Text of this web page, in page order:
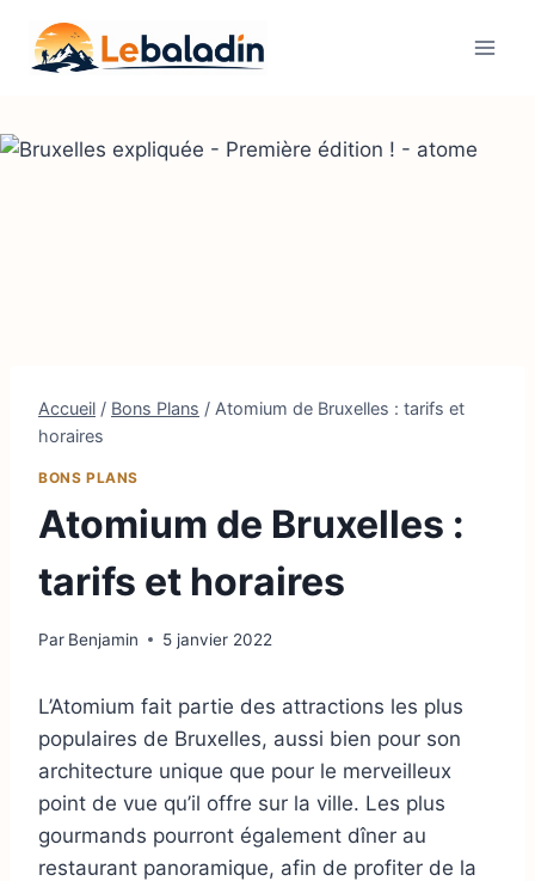
contenu
Accueil / Bons Plans / Atomium de Bruxelles : tarifs et
horaires
BONS PLANS
Atomium de Bruxelles :
tarifs et horaires
Par Benjamin 5 janvier 2022
L’Atomium fait partie des attractions les plus
populaires de Bruxelles, aussi bien pour son
architecture unique que pour le merveilleux
point de vue qu’il offre sur la ville. Les plus
gourmands pourront également dîner au
restaurant panoramique, afin de profiter de la